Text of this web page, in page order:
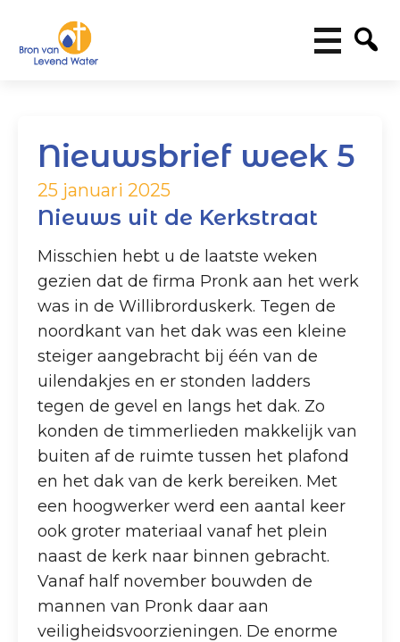
Nieuwsbrief week 5
25 januari 2025
Nieuws uit de Kerkstraat
Misschien hebt u de laatste weken
gezien dat de firma Pronk aan het werk
was in de Willibrorduskerk. Tegen de
noordkant van het dak was een kleine
steiger aangebracht bij één van de
uilendakjes en er stonden ladders
tegen de gevel en langs het dak. Zo
konden de timmerlieden makkelijk van
buiten af de ruimte tussen het plafond
en het dak van de kerk bereiken. Met
een hoogwerker werd een aantal keer
ook groter materiaal vanaf het plein
naast de kerk naar binnen gebracht.
Vanaf half november bouwden de
mannen van Pronk daar aan
veiligheidsvoorzieningen. De enorme